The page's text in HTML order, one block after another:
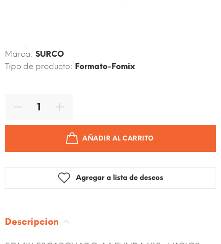
Marca: SURCO
Tipo de producto: Formato-Fomix
AÑADIR AL CARRITO
Agregar a lista de deseos
Descripcion